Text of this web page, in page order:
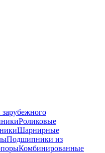
Роликовые
Шарнирные
Подшипники из
Комбинированные